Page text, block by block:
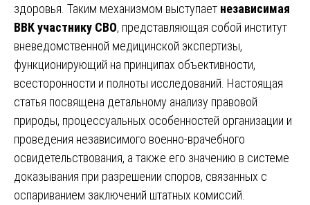
здоровья. Таким механизмом выступает независимая
ВВК участнику СВО, представляющая собой институт
вневедомственной медицинской экспертизы,
функционирующий на принципах объективности,
всесторонности и полноты исследований. Настоящая
статья посвящена детальному анализу правовой
природы, процессуальных особенностей организации и
проведения независимого военно-врачебного
освидетельствования, а также его значению в системе
доказывания при разрешении споров, связанных с
оспариванием заключений штатных комиссий.